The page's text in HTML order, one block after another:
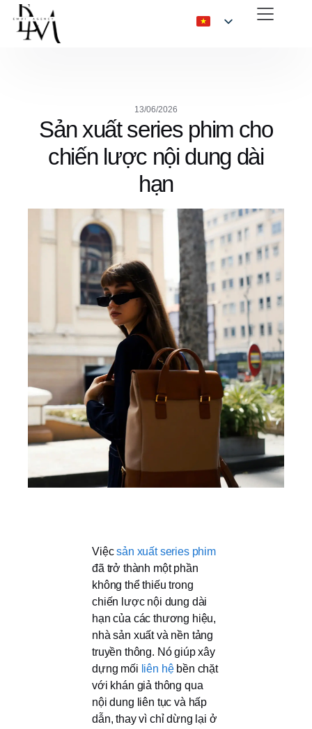
13/06/2026
Sản xuất series phim cho
chiến lược nội dung dài
hạn
Việcsản xuất series phim
đã trở thành một phần
không thể thiếu trong
chiến lược nội dung dài
hạn của các thương hiệu,
nhà sản xuất và nền tảng
truyền thông. Nó giúp xây
dựng mối liên hệbền chặt
với khán giả thông qua
nội dung liên tục và hấp
dẫn, thay vì chỉ dừng lại ở